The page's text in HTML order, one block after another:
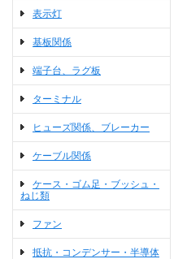
表示灯
基板関係
端子台、ラグ板
ターミナル
ヒューズ関係、ブレーカー
ケーブル関係
ケース・ゴム足・ブッシュ・
ねじ類
ファン
抵抗・コンデンサー・半導体